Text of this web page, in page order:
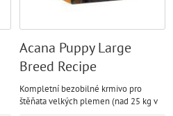
Acana Puppy Large
Breed Recipe
Kompletní bezobilné krmivo pro
štěňata velkých plemen (nad 25 kg v